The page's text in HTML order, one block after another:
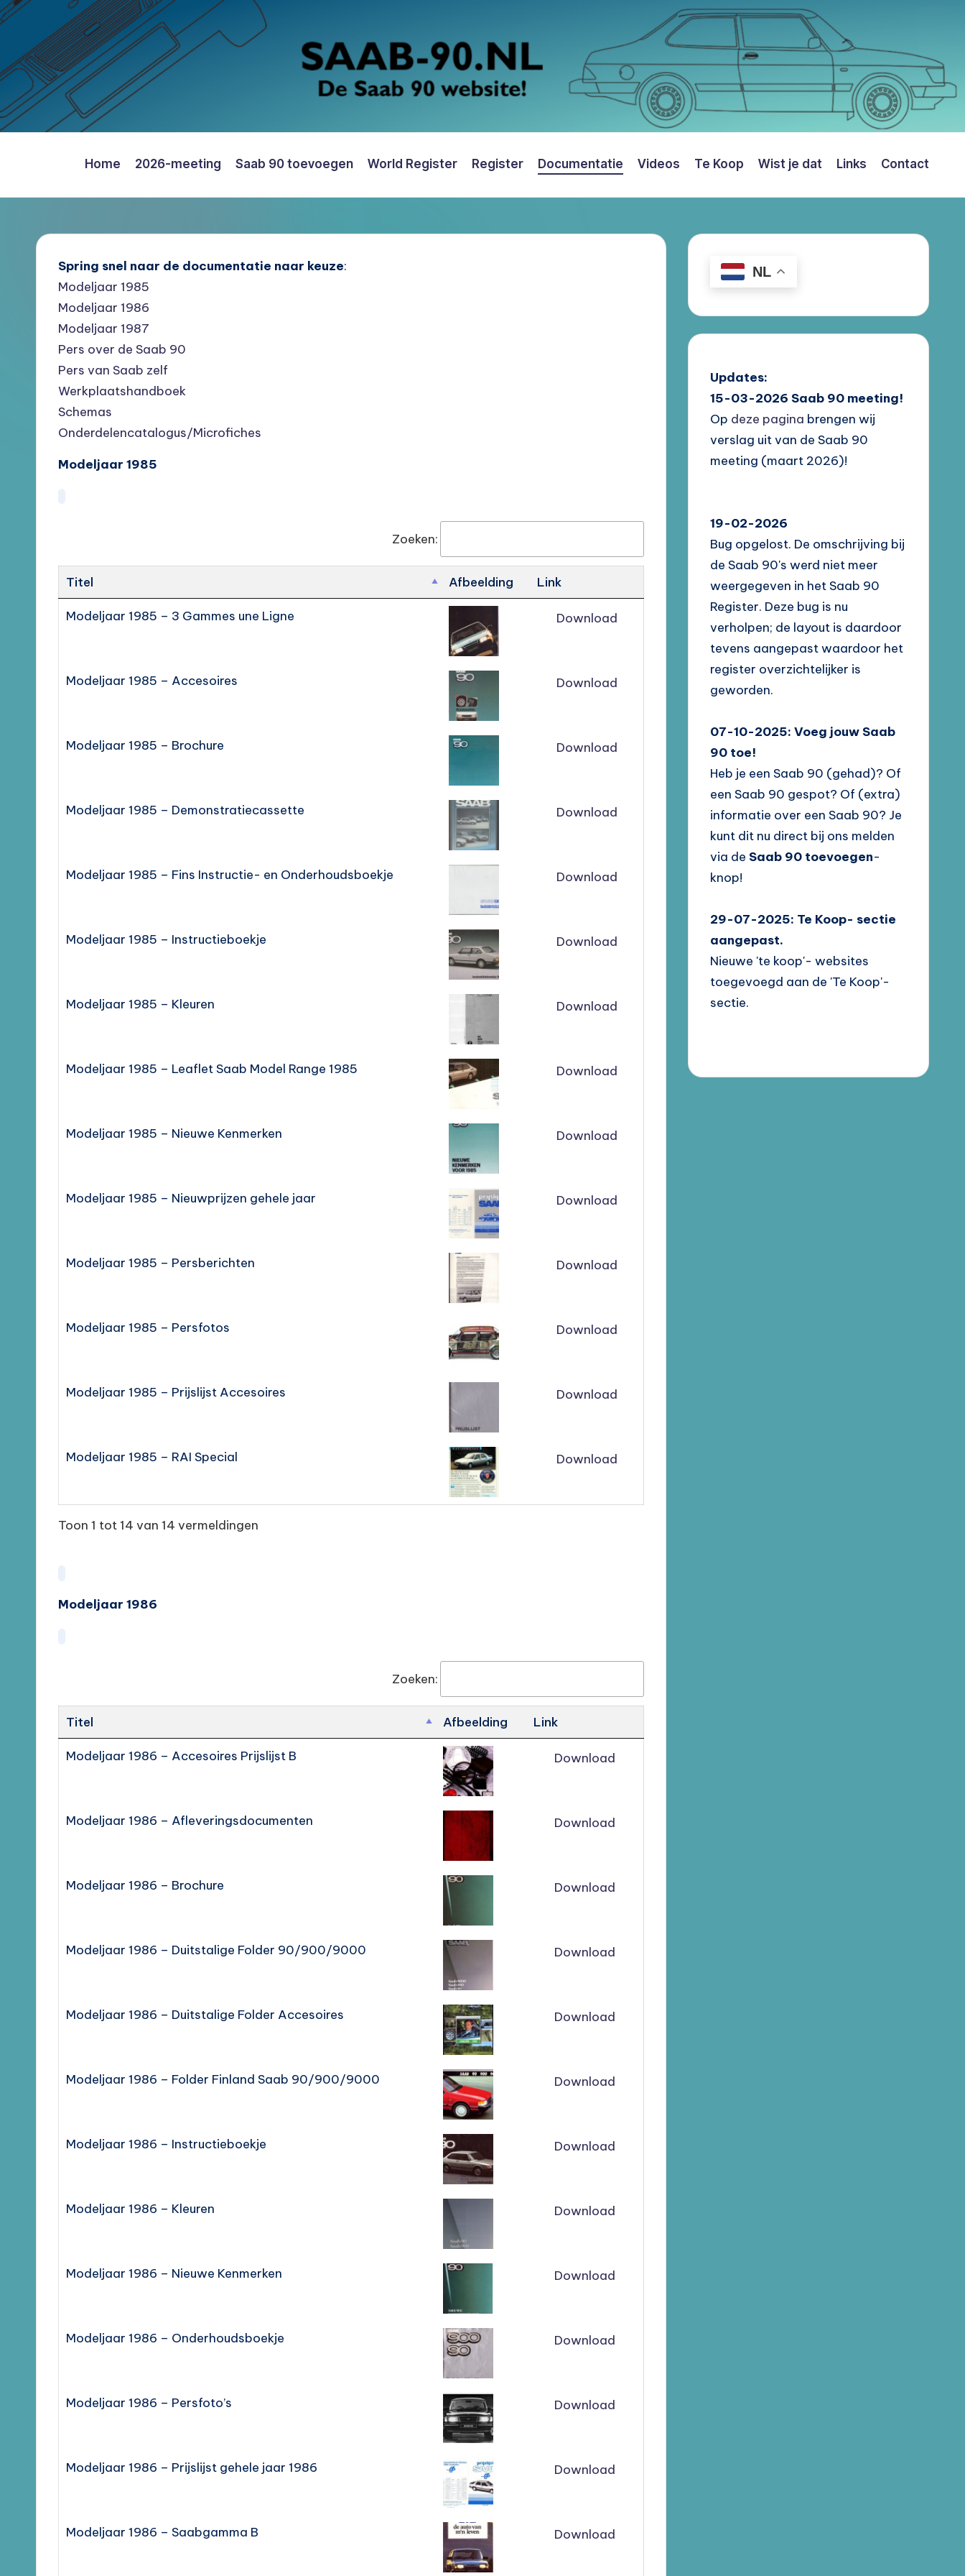
naar
de
inhoud
90
Nederland
Informatie,
Register
Brochures
Home 2026-meeting Saab 90 toevoegen World Register Register Documentatie Videos Te Koop Wist je dat Links Contact
Spring snel naar de documentatie naar keuze:
Modeljaar 1985
Modeljaar 1986
Modeljaar 1987
Pers over de Saab 90
Pers van Saab zelf
Werkplaatshandboek
Schemas
Onderdelencatalogus/Microfiches
Modeljaar 1985
Zoeken:
Titel Afbeelding Link
Modeljaar 1985 – 3 Gammes une Ligne Download
Modeljaar 1985 – Accesoires Download
Modeljaar 1985 – Brochure Download
Modeljaar 1985 – Demonstratiecassette Download
Modeljaar 1985 – Fins Instructie- en Onderhoudsboekje Download
Modeljaar 1985 – Instructieboekje Download
Modeljaar 1985 – Kleuren Download
Modeljaar 1985 – Leaflet Saab Model Range 1985 Download
Modeljaar 1985 – Nieuwe Kenmerken Download
Modeljaar 1985 – Nieuwprijzen gehele jaar Download
Modeljaar 1985 – Persberichten Download
Modeljaar 1985 – Persfotos Download
Modeljaar 1985 – Prijslijst Accesoires Download
Modeljaar 1985 – RAI Special Download
Toon 1 tot 14 van 14 vermeldingen
Modeljaar 1986
Zoeken:
Titel Afbeelding Link
Modeljaar 1986 – Accesoires Prijslijst B Download
Modeljaar 1986 – Afleveringsdocumenten Download
Modeljaar 1986 – Brochure Download
Modeljaar 1986 – Duitstalige Folder 90/900/9000 Download
Modeljaar 1986 – Duitstalige Folder Accesoires Download
Modeljaar 1986 – Folder Finland Saab 90/900/9000 Download
Modeljaar 1986 – Instructieboekje Download
Modeljaar 1986 – Kleuren Download
Modeljaar 1986 – Nieuwe Kenmerken Download
Modeljaar 1986 – Onderhoudsboekje Download
Modeljaar 1986 – Persfoto’s Download
Modeljaar 1986 – Prijslijst gehele jaar 1986 Download
Modeljaar 1986 – Saabgamma B Download
NL
Updates:
15-03-2026 Saab 90 meeting!
Op deze pagina brengen wij
verslag uit van de Saab 90
meeting (maart 2026)!
19-02-2026
Bug opgelost. De omschrijving bij
de Saab 90's werd niet meer
weergegeven in het Saab 90
Register. Deze bug is nu
verholpen; de layout is daardoor
tevens aangepast waardoor het
register overzichtelijker is
geworden.
07-10-2025: Voeg jouw Saab
90 toe!
Heb je een Saab 90 (gehad)? Of
een Saab 90 gespot? Of (extra)
informatie over een Saab 90? Je
kunt dit nu direct bij ons melden
via deSaab 90 toevoegen-
knop!
29-07-2025: Te Koop- sectie
aangepast.
Nieuwe 'te koop'- websites
toegevoegd aan de 'Te Koop'-
sectie.